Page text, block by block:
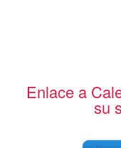
Enlace a
su